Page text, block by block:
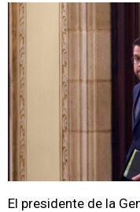
El presidente de la